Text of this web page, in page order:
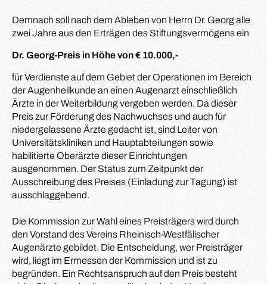
Demnach soll nach dem Ableben von Herrn Dr. Georg alle
zwei Jahre aus den Erträgen des Stiftungsvermögens ein
Dr. Georg-Preis in Höhe von € 10.000,-
für Verdienste auf dem Gebiet der Operationen im Bereich
der Augenheilkunde an einen Augenarzt einschließlich
Ärzte in der Weiterbildung vergeben werden. Da dieser
Preis zur Förderung des Nachwuchses und auch für
niedergelassene Ärzte gedacht ist, sind Leiter von
Universitätskliniken und Hauptabteilungen sowie
habilitierte Oberärzte dieser Einrichtungen
ausgenommen. Der Status zum Zeitpunkt der
Ausschreibung des Preises (Einladung zur Tagung) ist
ausschlaggebend.
Die Kommission zur Wahl eines Preisträgers wird durch
den Vorstand des Vereins Rheinisch-Westfälischer
Augenärzte gebildet. Die Entscheidung, wer Preisträger
wird, liegt im Ermessen der Kommission und ist zu
begründen. Ein Rechtsanspruch auf den Preis besteht